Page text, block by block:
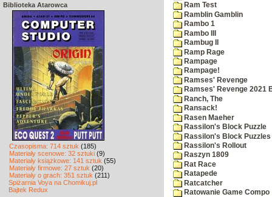
Biblioteka Atarowca
Czasopisma: 714 sztuk (185)
Materiały scenowe: 32 sztuki (9)
Materiały książkowe: 141 sztuk (55)
Materiały firmowe: 27 sztuk (20)
Materiały o grach: 351 sztuk (211)
Spiżarnia Voya na Chomikuj.pl
Bajtek Redux
Ram Test
Ramblin Gamblin
Rambo 1
Rambo III
Rambug II
Ramp Rage
Rampage
Rampage!
Ramses' Revenge
Ramses' Revenge 2021
Ranch, The
Ransack!
Rasen Maeher
Rassilon's Block Puzzle
Rassilon's Block Puzzles
Rassilon's Rollout
Raszyn 1809
Rat Race
Ratapede
Ratcatcher
Ratowanie Game Compo